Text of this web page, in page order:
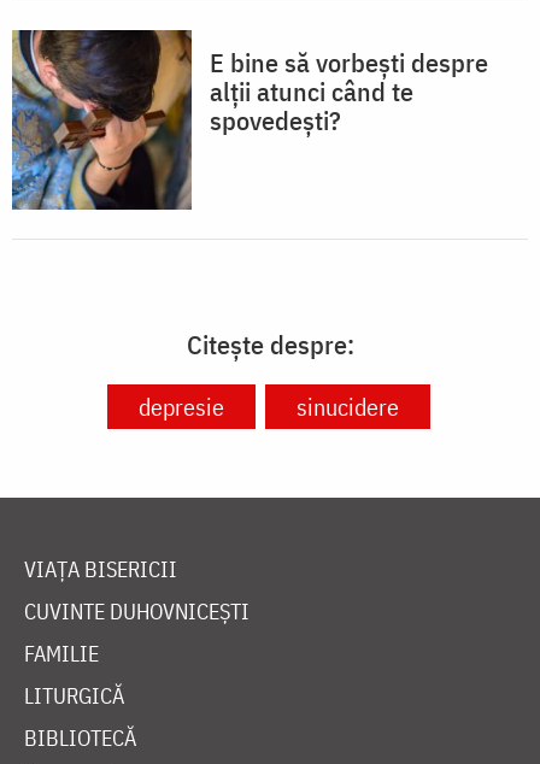
E bine să vorbești despre
alții atunci când te
spovedești?
Citește despre:
depresie sinucidere
VIAȚA BISERICII
CUVINTE DUHOVNICEȘTI
FAMILIE
LITURGICĂ
BIBLIOTECĂ